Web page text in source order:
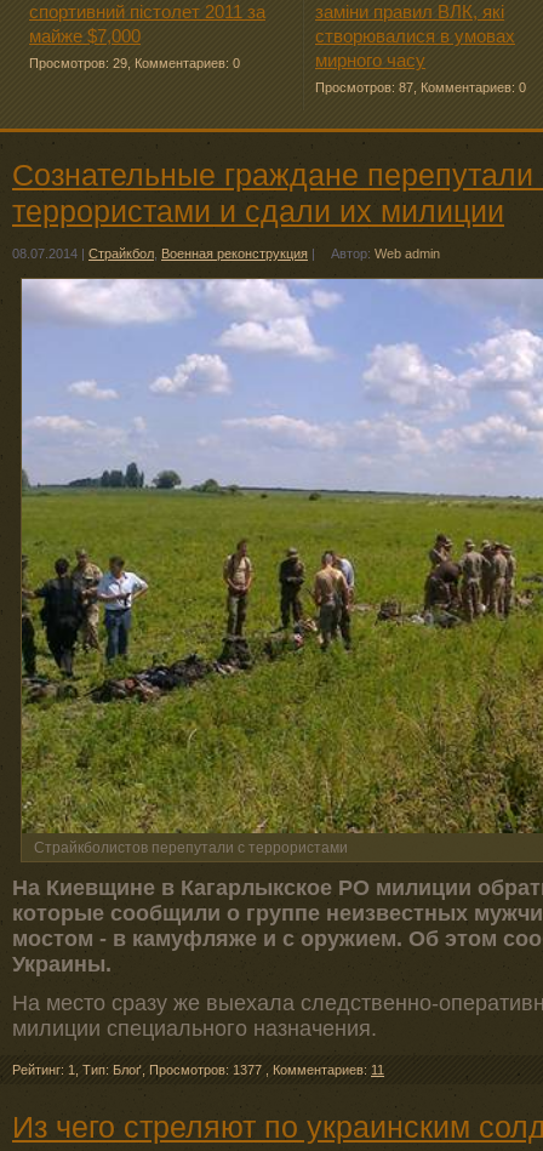
спортивний пістолет 2011 за
майже $7,000
Просмотров: 29 Комментариев: 0
заміни правил ВЛК, які
створювалися в умовах
мирного часу
Просмотров: 87 Комментариев: 0
Сознательные граждане перепутали
террористами и сдали их милиции
08.07.2014 | Страйкбол Военная реконструкция | Автор: Web admin
Страйкболистов перепутали с террористами
На Киевщине в Кагарлыкское РО милиции
которые сообщили о группе неизвестных
мостом - в камуфляже и с оружием. Об этом
Украины.
На место сразу же выехала следственно-
милиции специального назначения.
Рейтинг: 1 Тип: Блоґ Просмотров: 1377 Комментариев: 11
Из чего стреляют по украинским